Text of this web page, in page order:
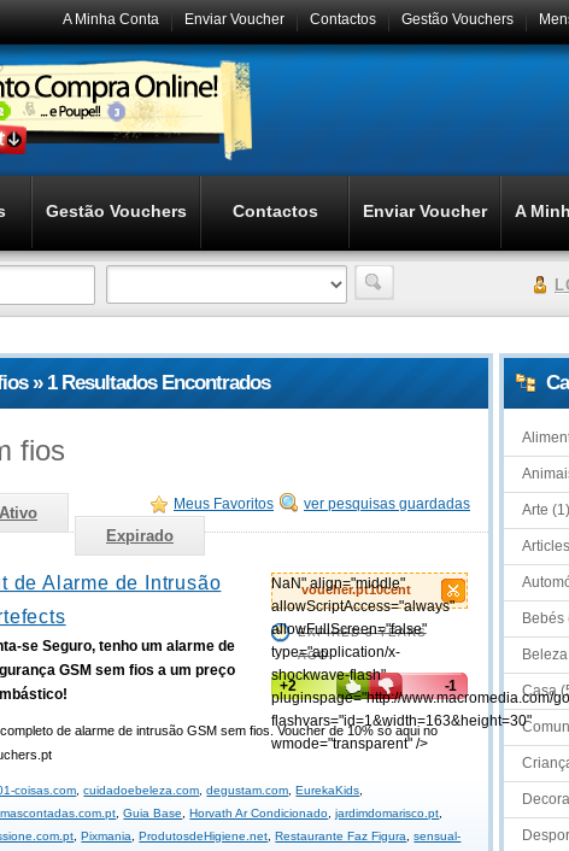
Gestão Vouchers
Contactos
Enviar Voucher
A Minha Conta
Gestão Vouchers Contactos Enviar Voucher A
» 1 Resultados Encontrados
fios
ver pesquisas guardadas
Meus Favoritos
Ativo
Expirado
voucher.pt10cent
NaN" align="middle"
allowScriptAccess="always"
allowFullScreen="false"
type="application/x-
shockwave-flash"
pluginspage="http://www.macromedia.com/
flashvars="id=1&width=163&height=30"
wmode="transparent" />
EXPIRED 3 YEARS
AGO
+2 -1
de Alarme de Intrusão
se Seguro, tenho um alarme de
GSM sem fios a um preço
de alarme de intrusão GSM sem fios. Voucher de 10% só aqui no
coisas.com ,cuidadoebeleza.com ,degustam.com ,EurekaKids
,Guia Base ,Horvath Ar Condicionado ,jardimdomarisco.pt
,Pixmania ,ProdutosdeHigiene.net ,Restaurante Faz Figura ,sensual-
Arte (1)
Bebés
Casa